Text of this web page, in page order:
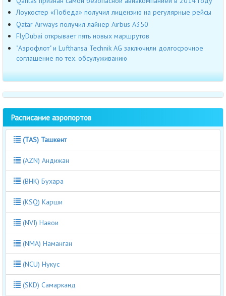
Лоукостер «Победа» получил лицензию на регулярные рейсы
Qatar Airways получил лайнер Airbus А350
FlyDubai открывает пять новых маршрутов
"Аэрофлот" и Lufthansa Technik AG заключили долгосрочное
соглашение по тех. обсулуживанию
Расписание аэропортов
(TAS) Ташкент
(AZN) Андижан
(BHK) Бухара
(KSQ) Карши
(NVI) Навои
(NMA) Наманган
(NCU) Нукус
(SKD) Самарканд